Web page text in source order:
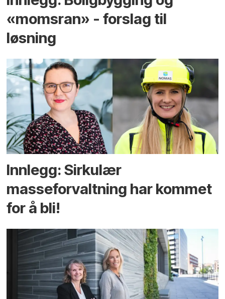
«momsran» - forslag til
løsning
Innlegg: Sirkulær
masseforvaltning har kommet
for å bli!